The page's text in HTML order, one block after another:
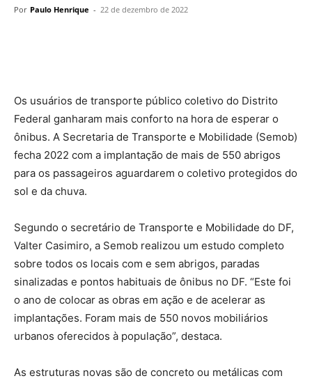
Por Paulo Henrique - 22 de dezembro de 2022
Os usuários de transporte público coletivo do Distrito
Federal ganharam mais conforto na hora de esperar o
ônibus. A Secretaria de Transporte e Mobilidade (Semob)
fecha 2022 com a implantação de mais de 550 abrigos
para os passageiros aguardarem o coletivo protegidos do
sol e da chuva.
Segundo o secretário de Transporte e Mobilidade do DF,
Valter Casimiro, a Semob realizou um estudo completo
sobre todos os locais com e sem abrigos, paradas
sinalizadas e pontos habituais de ônibus no DF. “Este foi
o ano de colocar as obras em ação e de acelerar as
implantações. Foram mais de 550 novos mobiliários
urbanos oferecidos à população”, destaca.
As estruturas novas são de concreto ou metálicas com